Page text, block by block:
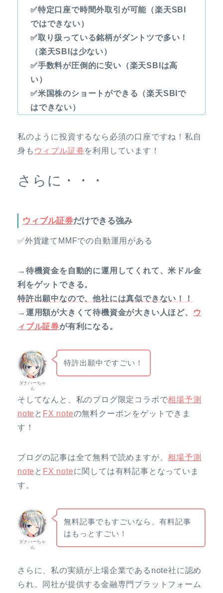
✅特定口座で時間外取引が可能（楽天SBI
ではできない）
✅取り扱っている銘柄がダントツで多い！
（楽天SBIは少ない）
✅手数料が圧倒的に安い（楽天SBIは高
い）
✅米国株のショートができる（楽天SBIで
はできない）
私のように投資するなら必須の口座ですね！私自
身も ウィブル証券を利用しています！
さらに・・・
ウィブル証券だけできる強み
✅外貨建てMMFでの自動運用がある
→待機資金を自動的に運用してくれて、米ドル金
利をゲットできる。
特許出願中なので、他社には真似できない！！
→運用額が大きくて待機資金が大きい人ほど、
ウ
ィブル証券が有利になる。
ダナハーちゃ
ん
特許出願中ですごい！
そしてなんと、私のブログ限定コラボで相場予測
note と FX noteの無料クーポンをゲットできま
す！
ブログの記事は全て無料で読めますが、相場予測
note と FX noteに関しては有料記事となっていま
す。
ダナハーちゃ
ん
無料記事でもすごいなら、有料記事
はもっとすごい！
さらに、私の実績が上場企業であるnote社に認め
られ、同社が提供する金融専門プラットフォーム